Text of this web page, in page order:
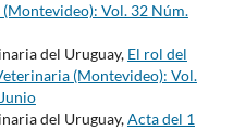
Vol. 32 Núm.
del Uruguay, El rol del
(Montevideo): Vol.
del Uruguay,Acta del 1